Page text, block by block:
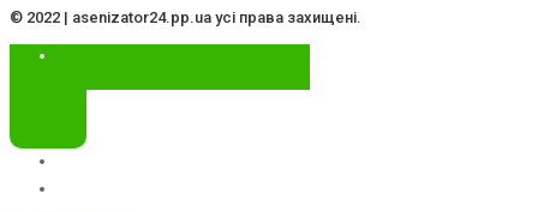
© 2022 | asenizator24.pp.ua усі права захищені.